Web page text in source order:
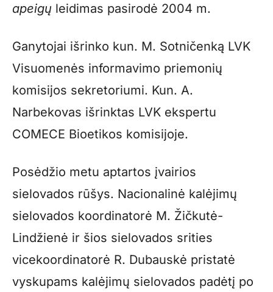
apeigų leidimas pasirodė 2004 m.
Ganytojai išrinko kun. M. Sotničenką LVK
Visuomenės informavimo priemonių
komisijos sekretoriumi. Kun. A.
Narbekovas išrinktas LVK ekspertu
COMECE Bioetikos komisijoje.
Posėdžio metu aptartos įvairios
sielovados rūšys. Nacionalinė kalėjimų
sielovados koordinatorė M. Žičkutė-
Lindžienė ir šios sielovados srities
vicekoordinatorė R. Dubauskė pristatė
vyskupams kalėjimų sielovados padėtį po